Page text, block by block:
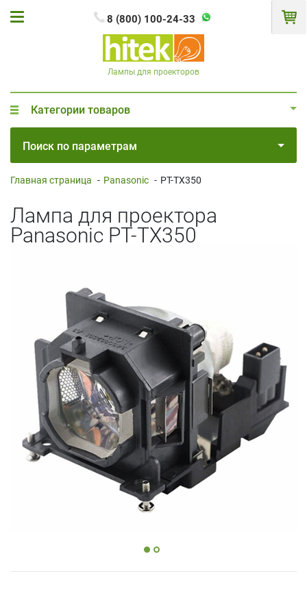
8 (800) 100-24-33
Лампы для проекторов
Категории товаров
Поиск по параметрам
Главная страница - Panasonic - PT-TX350
Лампа для проектора
Panasonic PT-TX350